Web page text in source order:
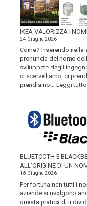
IKEA VALORIZZA I
24 Giugno 2026
Come? Inserendo
pronuncia del nome
sviluppate dagli
ci scervelliamo, ci
prendiamo… Leggi tutto
BLUETOOTH E
ALL’ORIGINE DI UN
18 Giugno 2026
Per fortuna non tutti i
aziende si rivolgono
questa pratica di